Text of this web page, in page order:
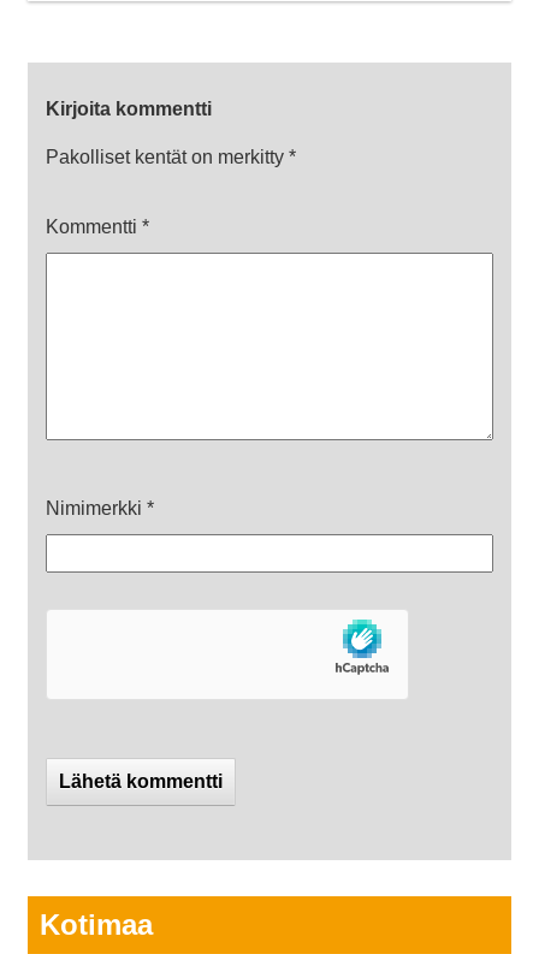
Kirjoita kommentti
Pakolliset kentät on merkitty *
Kommentti *
Nimimerkki *
Kotimaa